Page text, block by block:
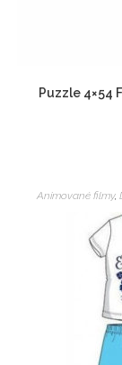
Puzzle 4×54
Animované filmy,